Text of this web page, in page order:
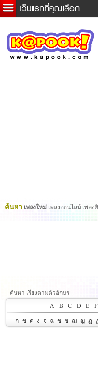
ค้นหา เพลงใหม่ เพลงออนไลน์ เพลง
ค้นหา เรียงตามตัวอักษร
A
B C D E F
ก ข ค ง จ ฉ ช ซ ฌ ญ ฎ